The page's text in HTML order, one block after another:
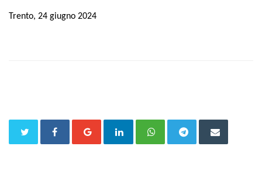
Trento, 24 giugno 2024